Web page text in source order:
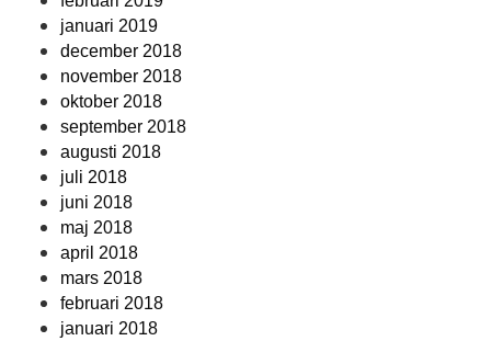
januari 2019
december 2018
november 2018
oktober 2018
september 2018
augusti 2018
juli 2018
juni 2018
maj 2018
april 2018
mars 2018
februari 2018
januari 2018